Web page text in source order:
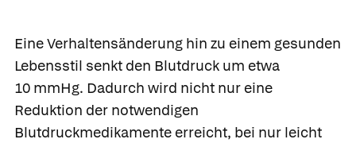
Eine Verhaltensänderung hin zu einem gesunden
Lebensstil senkt den Blutdruck um etwa
10 mmHg. Dadurch wird nicht nur eine
Reduktion der notwendigen
Blutdruckmedikamente erreicht, bei nur leicht